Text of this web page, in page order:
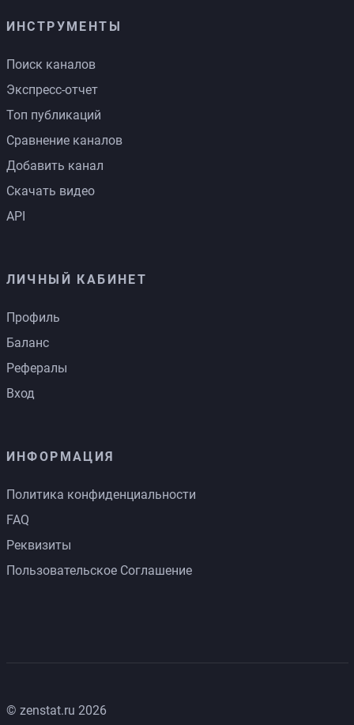
ИНСТРУМЕНТЫ
Поиск каналов
Экспресс-отчет
Топ публикаций
Сравнение каналов
Добавить канал
Скачать видео
API
ЛИЧНЫЙ КАБИНЕТ
Профиль
Баланс
Рефералы
Вход
ИНФОРМАЦИЯ
Политика конфиденциальности
FAQ
Реквизиты
Пользовательское Соглашение
© zenstat.ru 2026